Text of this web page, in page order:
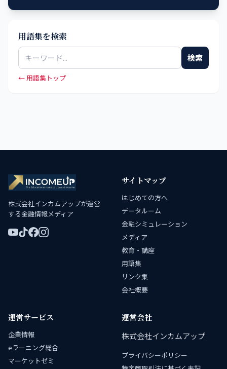
用語集を検索
検索
← 用語集トップ
株式会社インカムアップが運営
する金融情報メディア
サイトマップ
はじめての方へ
データルーム
金融シミュレーション
メディア
教育・講座
用語集
リンク集
会社概要
運営サービス
企業情報
eラーニング総合
マーケットゼミ
運営会社
株式会社インカムアップ
プライバシーポリシー